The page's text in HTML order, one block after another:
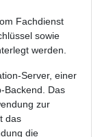
Fachdienst
sowie
werden.
Server, einer
Backend. Das
zur
das
die